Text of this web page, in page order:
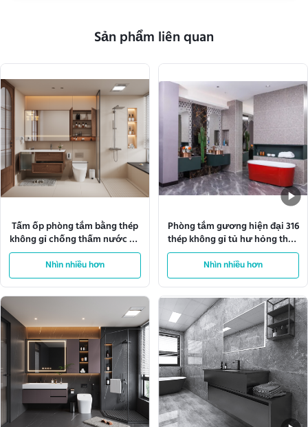
Sản phẩm liên quan
Tấm ốp phòng tắm bằng thép
không gỉ chống thấm nước Dễ
lau chùi Tiêu chuẩn ASTM
Chống ăn mòn Bền bỉ và dành
cho các tổ chức
Nhìn nhiều hơn
Phòng tắm gương hiện đại 316
thép không gỉ tủ hư hỏng thép
tủ bồn rửa
Nhìn nhiều hơn